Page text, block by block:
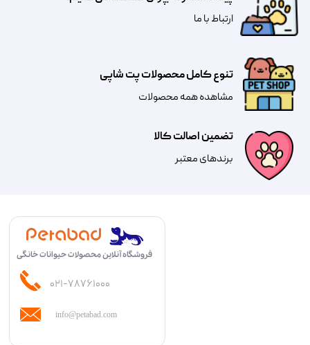
تضمین اصالت کالا
​​برندهای معتبر​​​​​​​
تنوع کامل محصولات پت شاپی
مشاهده همه محصولات
​​​ارتباط با ما
info@petabad.com
فروشگاه آنلاین محصولات حیوانات خانگی
۰۲۱-۷۸۷۶۱۰۰۰